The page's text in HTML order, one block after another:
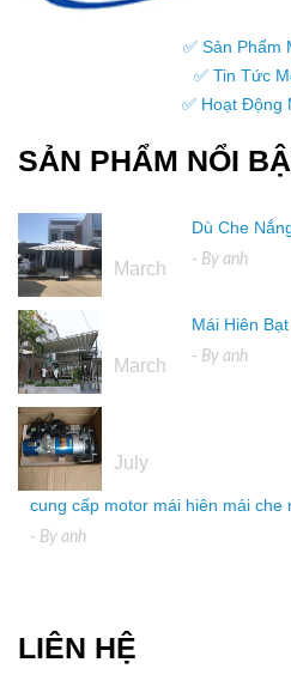
✅ Sản Phẩm
✅ Tin Tức
✅ Hoạt Động
SẢN PHẨM NỔI
March
Dù Che
- By anh
March
Mái Hiên
- By anh
July
cung cấp motor mái hiên mái che
- By anh
LIÊN HỆ